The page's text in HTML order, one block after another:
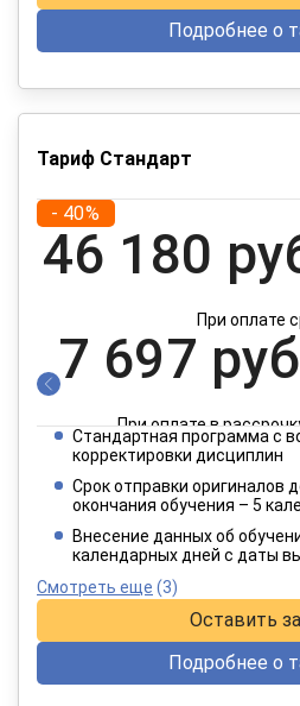
Подробнее о
Тариф Стандарт
- 40%
46 180
При оплате
7 697
При оплате в
3 849
При оплате в
Стандартная программа с
корректировки дисциплин
Срок отправки оригиналов
окончания обучения – 5
Внесение данных об
календарных дней с даты
Смотреть еще (3)
Оставить
Подробнее о